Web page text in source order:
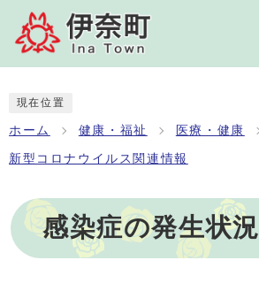
現在位置
ホーム 健康・福祉 医療・健康
新型コロナウイルス関連情報
感染症の発生状況